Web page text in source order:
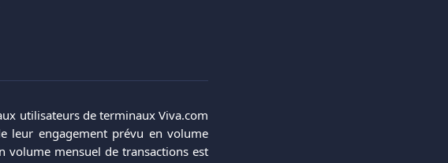
utilisateurs de terminaux Viva.com
leur engagement prévu en volume
volume mensuel de transactions est